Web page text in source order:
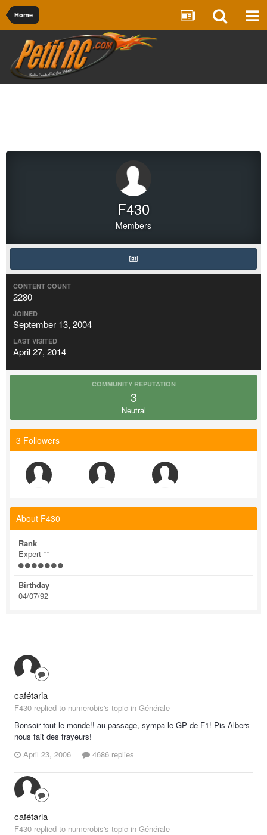
Home
F430
Members
CONTENT COUNT
2280
JOINED
September 13, 2004
LAST VISITED
April 27, 2014
COMMUNITY REPUTATION
3
Neutral
3 Followers
About F430
Rank
Expert **
Birthday
04/07/92
cafétaria
F430 replied to numerobis's topic in Générale
Bonsoir tout le monde!! au passage, sympa le GP de F1! Pis Albers
nous fait des frayeurs!
April 23, 2006
4686 replies
cafétaria
F430 replied to numerobis's topic in Générale